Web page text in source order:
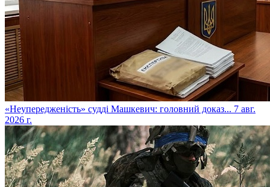
​«Неупередженість» судді Машкевич: головний доказ... 7 авг.
2026 г.